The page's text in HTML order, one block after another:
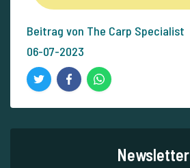
Beitrag von The Carp Specialist
06-07-2023
Newsletter